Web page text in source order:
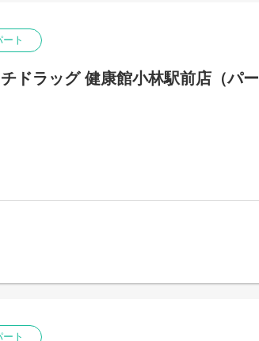
ート
ドラッグ 健康館小林駅前店（パー
ート